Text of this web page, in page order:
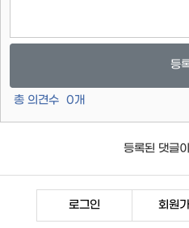
등
총 의견수 0개
등록된 댓글
로그인 회원